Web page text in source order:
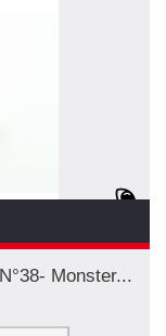
Monster...